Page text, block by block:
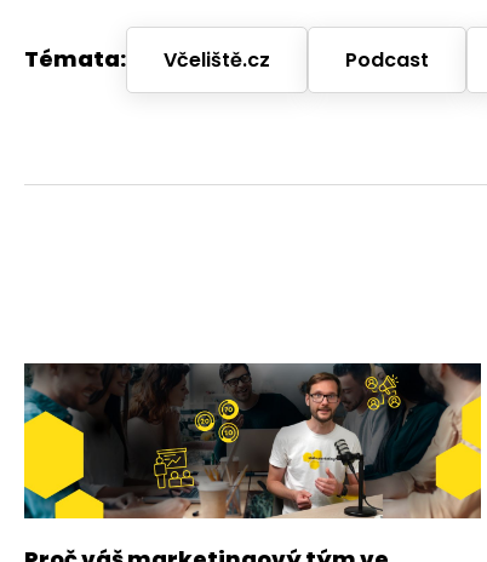
Témata: Včeliště.cz Podcast